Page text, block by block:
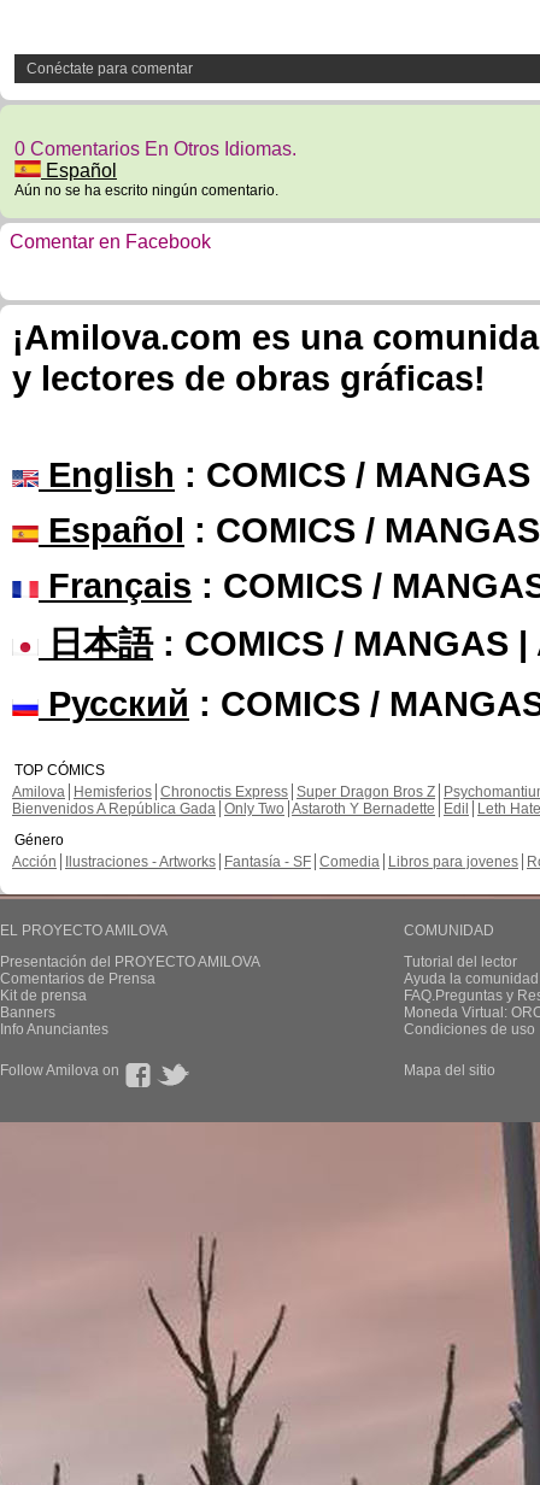
Conéctate para comentar
0 Comentarios En Otros Idiomas.
Español
Aún no se ha escrito ningún comentario.
Comentar en Facebook
¡Amilova.com es una
y lectores de obras gráficas!
English : COMICS /
Español : COMICS /
Français : COMICS /
日本語: COMICS / MANGAS |
Русский : COMICS /
TOP CÓMICS
Amilova
Hemisferios Chronoctis Express Super Dragon Bros Z
Bienvenidos A República Gada Only Two Astaroth Y Bernadette Edil
Leth Hate
Género
Acción
Ilustraciones - Artworks Fantasía - SF Comedia Libros para jovenes
EL PROYECTO AMILOVA
Presentación del PROYECTO AMILOVA
Comentarios de Prensa
Kit de prensa
Banners
Info Anunciantes
COMUNIDAD
Tutorial del lector
Ayuda la
FAQ.Preguntas y
Moneda Virtual:
Condiciones de uso
Follow Amilova on Mapa del sitio